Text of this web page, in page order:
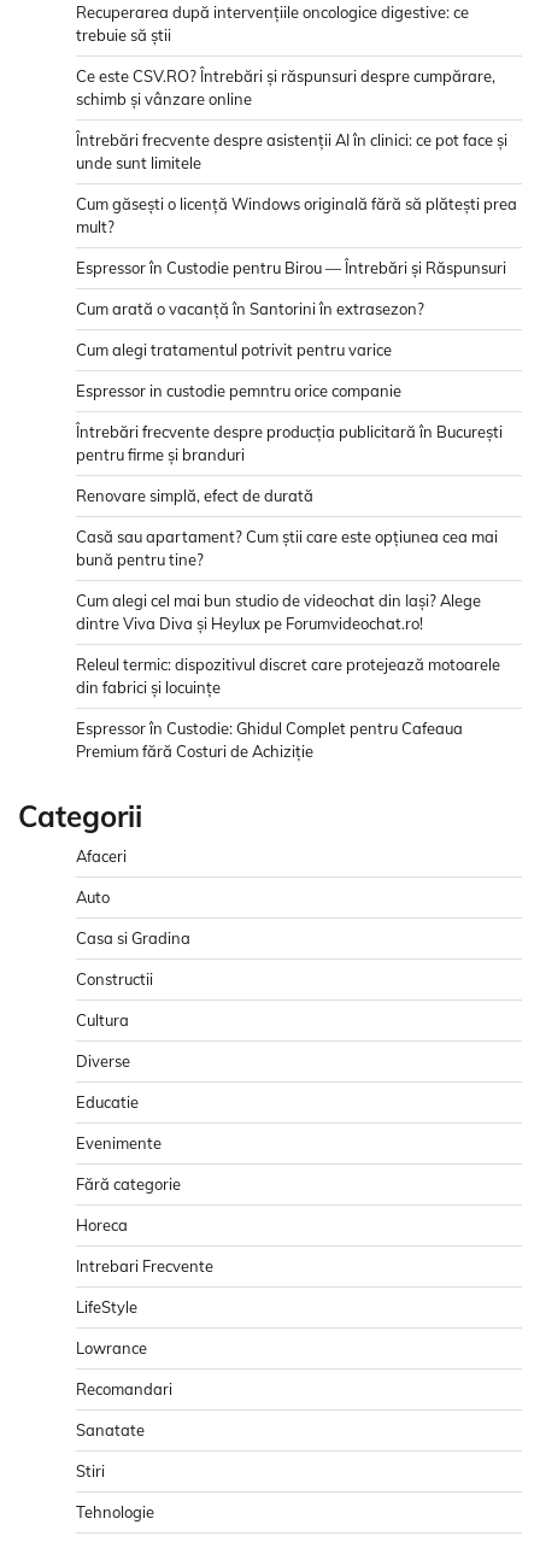
Recuperarea după intervențiile oncologice digestive: ce
trebuie să știi
Ce este CSV.RO? Întrebări și răspunsuri despre cumpărare,
schimb și vânzare online
Întrebări frecvente despre asistenții AI în clinici: ce pot face și
unde sunt limitele
Cum găsești o licență Windows originală fără să plătești prea
mult?
Espressor în Custodie pentru Birou — Întrebări și Răspunsuri
Cum arată o vacanță în Santorini în extrasezon?
Cum alegi tratamentul potrivit pentru varice
Espressor in custodie pemntru orice companie
Întrebări frecvente despre producția publicitară în București
pentru firme și branduri
Renovare simplă, efect de durată
Casă sau apartament? Cum știi care este opțiunea cea mai
bună pentru tine?
Cum alegi cel mai bun studio de videochat din Iași? Alege
dintre Viva Diva și Heylux pe Forumvideochat.ro!
Releul termic: dispozitivul discret care protejează motoarele
din fabrici și locuințe
Espressor în Custodie: Ghidul Complet pentru Cafeaua
Premium fără Costuri de Achiziție
Categorii
Afaceri
Auto
Casa si Gradina
Constructii
Cultura
Diverse
Educatie
Evenimente
Fără categorie
Horeca
Intrebari Frecvente
LifeStyle
Lowrance
Recomandari
Sanatate
Stiri
Tehnologie